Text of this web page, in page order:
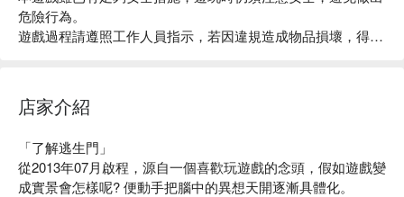
危險行為。
遊戲過程請遵照工作人員指示，若因違規造成物品損壞，得視
此為特殊商品，結帳後不會收到平台開立之發票。如您有開立
收據需求，請您到店體驗時直接向店家索取銷售憑證。
店家介紹
「了解逃生門」
從2013年07月啟程，源自一個喜歡玩遊戲的念頭，假如遊戲變
成實景會怎樣呢? 便動手把腦中的異想天開逐漸具體化。